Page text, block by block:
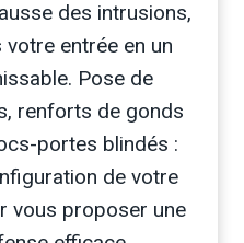
des intrusions,
entrée en un
Pose de
renforts de gonds
portes blindés :
de votre
vous proposer une